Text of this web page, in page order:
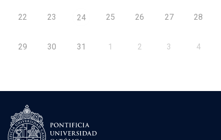
22 23 24 25 26 27 28
29 30 31 1 2 3 4